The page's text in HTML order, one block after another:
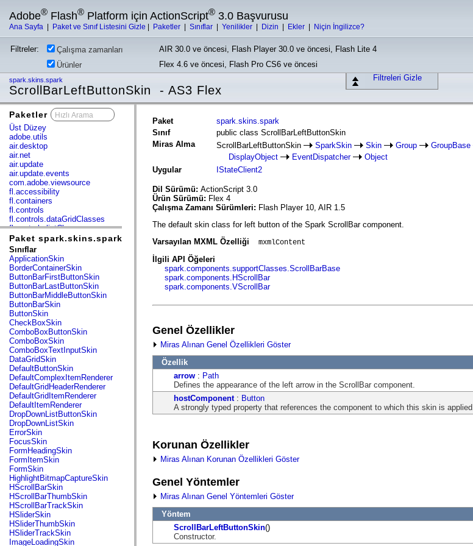
Adobe® Flash® Platform için ActionScript® 3.0 Başvurusu
Ana Sayfa Paket ve Sınıf Listesini Gizle Paketler Sınıflar Yenilikler Dizin Ekler Niçin İngilizce?
Filtreler: Çalışma zamanları
AIR 30.0 ve öncesi, Flash Player 30.0 ve öncesi, Flash Lite 4
Ürünler
Flex 4.6 ve öncesi, Flash Pro CS6 ve öncesi
Filtreleri Gizle
spark.skins.spark
ScrollBarLeftButtonSkin - AS3 Flex
Paketler
Üst Düzey
adobe.utils
air.desktop
air.net
air.update
air.update.events
com.adobe.viewsource
fl.accessibility
fl.containers
fl.controls
fl.controls.dataGridClasses
fl.controls.listClasses
fl.controls.progressBarClasses
fl.core
fl.data
fl.display
fl.events
fl.ik
fl.lang
fl.livepreview
fl.managers
fl.motion
fl.motion.easing
fl.rsl
fl.text
fl.transitions
fl.transitions.easing
fl.video
flash.accessibility
flash.concurrent
flash.crypto
flash.data
flash.desktop
flash.display
flash.display3D
flash.display3D.textures
flash.errors
flash.events
flash.external
flash.filesystem
flash.filters
flash.geom
flash.globalization
flash.html
flash.media
flash.net
Paket spark.skins.spark
Sınıflar
ApplicationSkin
BorderContainerSkin
ButtonBarFirstButtonSkin
ButtonBarLastButtonSkin
ButtonBarMiddleButtonSkin
ButtonBarSkin
ButtonSkin
CheckBoxSkin
ComboBoxButtonSkin
ComboBoxSkin
ComboBoxTextInputSkin
DataGridSkin
DefaultButtonSkin
DefaultComplexItemRenderer
DefaultGridHeaderRenderer
DefaultGridItemRenderer
DefaultItemRenderer
DropDownListButtonSkin
DropDownListSkin
ErrorSkin
FocusSkin
FormHeadingSkin
FormItemSkin
FormSkin
HighlightBitmapCaptureSkin
HScrollBarSkin
HScrollBarThumbSkin
HScrollBarTrackSkin
HSliderSkin
HSliderThumbSkin
HSliderTrackSkin
ImageLoadingSkin
Paket
spark.skins.spark
Sınıf
public class ScrollBarLeftButtonSkin
Miras Alma
ScrollBarLeftButtonSkin SparkSkin Skin Group GroupBase
DisplayObject
EventDispatcher
Object
Uygular
IStateClient2
Dil Sürümü: ActionScript 3.0
Ürün Sürümü: Flex 4
Çalışma Zamanı Sürümleri: Flash Player 10, AIR 1.5
The default skin class for left button of the Spark ScrollBar component.
Varsayılan MXML Özelliği
mxmlContent
İlgili API Öğeleri
spark.components.supportClasses.ScrollBarBase
spark.components.HScrollBar
spark.components.VScrollBar
Genel Özellikler
Miras Alınan Genel Özellikleri Göster
Özellik
arrow : Path
Defines the appearance of the left arrow in the ScrollBar component.
hostComponent : Button
A strongly typed property that references the component to which this skin is applied.
Korunan Özellikler
Miras Alınan Korunan Özellikleri Göster
Genel Yöntemler
Miras Alınan Genel Yöntemleri Göster
Yöntem
ScrollBarLeftButtonSkin()
Constructor.